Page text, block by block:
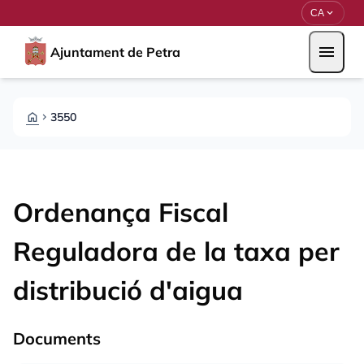
CA expand_more
Ajuntament de Petra menu
HOME CHEVRON_RIGHT 3550
Ordenança Fiscal
Reguladora de la taxa per
distribució d'aigua
Documents